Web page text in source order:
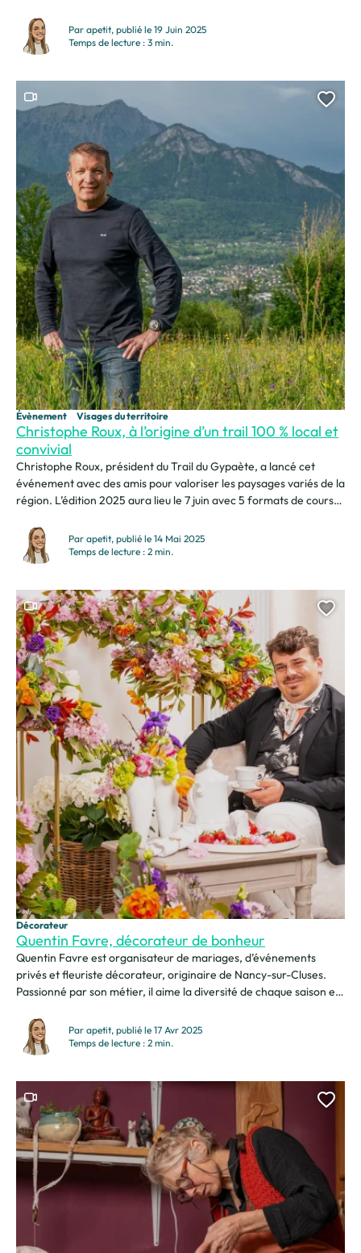
naturellement à Cluses qu’elle a choisi d’ouvrir son café....
Par apetit, publié le 19 Juin 2025
Temps de lecture : 3 min.
Christophe Roux, à l’origine d’un trail 100 % local et
convivial
Évènement Visages du territoire
Christophe Roux, président du Trail du Gypaète, a lancé cet
événement avec des amis pour valoriser les paysages variés de la
région. L’édition 2025 aura lieu le 7 juin avec 5 formats de course
et sommets. Je m’appelle Christophe Roux et je...
Par apetit, publié le 14 Mai 2025
Temps de lecture : 2 min.
Ce contenu contient une vidéo
Quentin Favre, décorateur de bonheur
Décorateur
Quentin Favre est organisateur de mariages, d’événements
privés et fleuriste décorateur, originaire de Nancy-sur-Cluses.
Passionné par son métier, il aime la diversité de chaque saison et
voir l’émotion des mariés quand leur grand jour prend vie. Fier de
la Haute-Savoie, il ne se verrait...
Par apetit, publié le 17 Avr 2025
Temps de lecture : 2 min.
Ce contenu contient une vidéo
Ce contenu contient une vidéo